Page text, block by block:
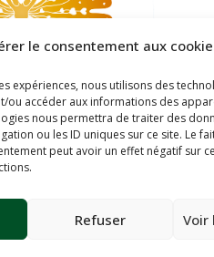
le consentement aux
expériences, nous utilisons des
ou accéder aux informations des
nous permettra de traiter des
ou les ID uniques sur ce site. Le
peut avoir un effet négatif sur
Refuser Voir